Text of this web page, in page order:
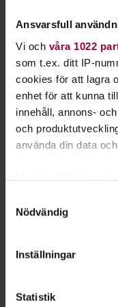
Ansvarsfull
Vi och våra 1022
som t.ex. ditt IP-
cookies för att lagra
enhet för att kunna
innehåll, annons-
och
använda din data
som kan ha en
Du kan ändra eller
Nödvändig
Inställningar
Statistik
år föddes
A. 1942
B. 1957
C. 1968
6. Sveriges
Sportfiskarna,
A. 52